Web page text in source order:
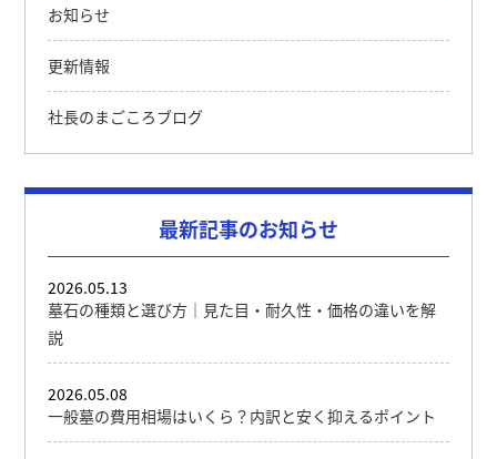
お知らせ
更新情報
社長のまごころブログ
最新記事のお知らせ
墓石の種類と選び方｜見た目・耐久性・価格の違いを解
説
2026.05.13
一般墓の費用相場はいくら？内訳と安く抑えるポイント
2026.05.08